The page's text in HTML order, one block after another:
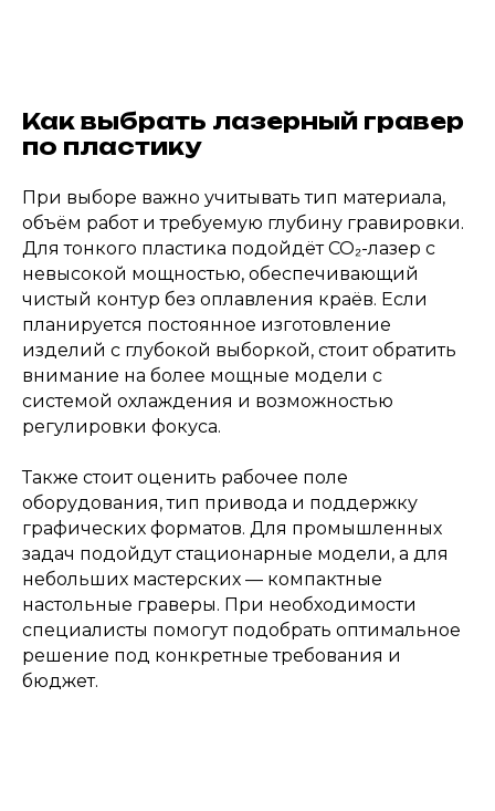
Как выбрать лазерный гравер
по пластику
При выборе важно учитывать тип материала,
объём работ и требуемую глубину гравировки.
Для тонкого пластика подойдёт CO₂-лазер с
невысокой мощностью, обеспечивающий
чистый контур без оплавления краёв. Если
планируется постоянное изготовление
изделий с глубокой выборкой, стоит обратить
внимание на более мощные модели с
системой охлаждения и возможностью
регулировки фокуса.
Также стоит оценить рабочее поле
оборудования, тип привода и поддержку
графических форматов. Для промышленных
задач подойдут стационарные модели, а для
небольших мастерских — компактные
настольные граверы. При необходимости
специалисты помогут подобрать оптимальное
решение под конкретные требования и
бюджет.